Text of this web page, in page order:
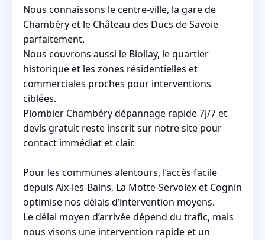
Nous connaissons le centre-ville, la gare de
Chambéry et le Château des Ducs de Savoie
parfaitement.
Nous couvrons aussi le Biollay, le quartier
historique et les zones résidentielles et
commerciales proches pour interventions
ciblées.
Plombier Chambéry dépannage rapide 7j/7 et
devis gratuit reste inscrit sur notre site pour
contact immédiat et clair.
Pour les communes alentours, l’accès facile
depuis Aix-les-Bains, La Motte-Servolex et Cognin
optimise nos délais d’intervention moyens.
Le délai moyen d’arrivée dépend du trafic, mais
nous visons une intervention rapide et un